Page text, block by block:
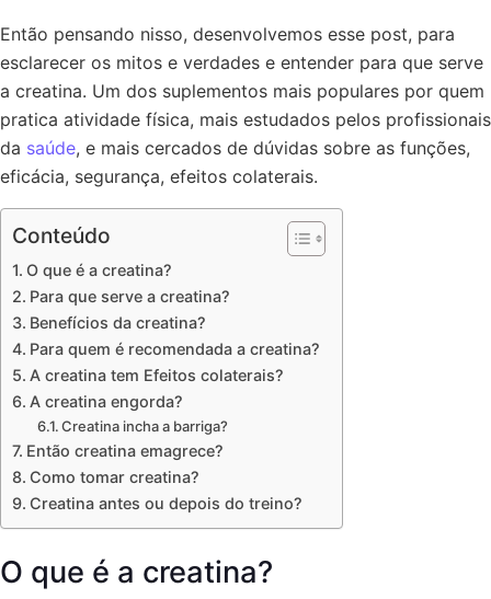
Então pensando nisso, desenvolvemos esse post, para
esclarecer os mitos e verdades e entender para que serve
a creatina. Um dos suplementos mais populares por quem
pratica atividade física, mais estudados pelos profissionais
da saúde, e mais cercados de dúvidas sobre as funções,
eficácia, segurança, efeitos colaterais.
Conteúdo
O que é a creatina?
Para que serve a creatina?
Benefícios da creatina?
Para quem é recomendada a creatina?
A creatina tem Efeitos colaterais?
A creatina engorda?
Creatina incha a barriga?
Então creatina emagrece?
Como tomar creatina?
Creatina antes ou depois do treino?
O que é a creatina?